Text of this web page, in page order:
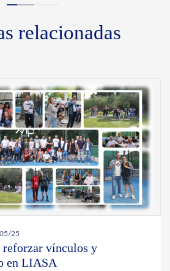
relacionadas
25
reforzar vínculos y
en LIASA